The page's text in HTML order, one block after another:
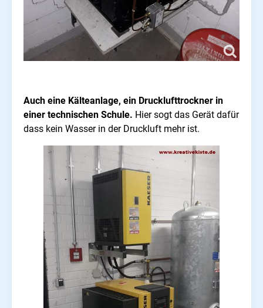
Auch eine Kälteanlage, ein Drucklufttrockner in
einer technischen Schule. Hier sogt das Gerät dafür
dass kein Wasser in der Druckluft mehr ist.